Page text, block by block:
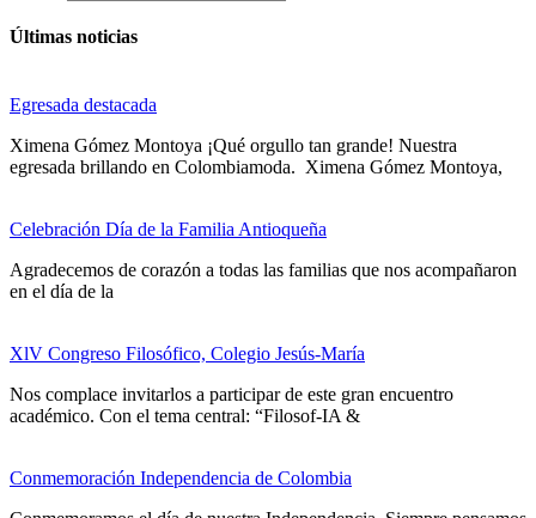
Últimas noticias
Egresada destacada
Ximena Gómez Montoya ¡Qué orgullo tan grande! Nuestra
egresada brillando en Colombiamoda. Ximena Gómez Montoya,
Celebración Día de la Familia Antioqueña
Agradecemos de corazón a todas las familias que nos acompañaron
en el día de la
XlV Congreso Filosófico, Colegio Jesús-María
Nos complace invitarlos a participar de este gran encuentro
académico. Con el tema central: “Filosof-IA &
Conmemoración Independencia de Colombia